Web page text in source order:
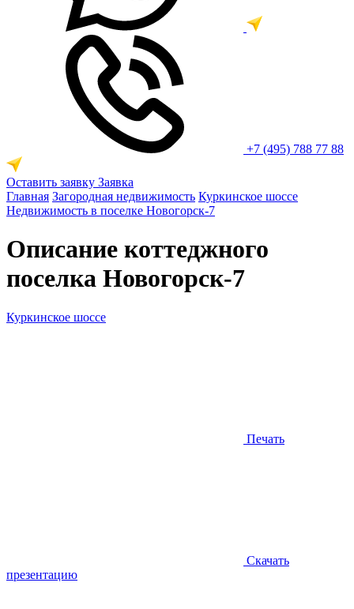
+7 (495) 788 77 88
Оставить заявку Заявка
Главная Загородная недвижимость Куркинское шоссе
Недвижимость в поселке Новогорск-7
Описание коттеджного
поселка Новогорск-7
Куркинское шоссе
Печать
Скачать
презентацию